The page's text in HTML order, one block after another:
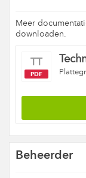
Meer
downloaden.
TT
PDF
Beheerder